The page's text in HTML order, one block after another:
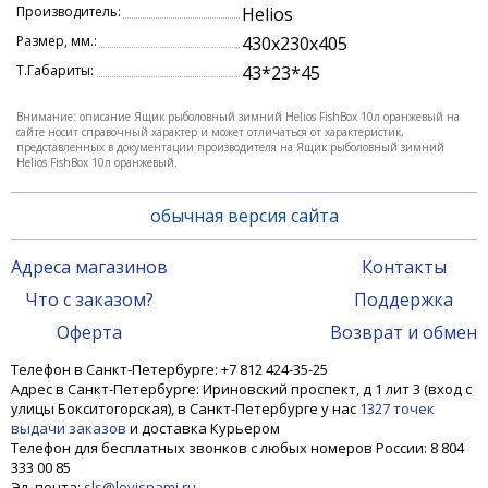
На передней стенке предусмотрено удобное по
форме отверстие, куда без труда можно положить
ящика за этим отверстием необходимо закрепить
пакет, в котором улов будет аккуратно лежать, не
пачкая внутреннее пространство и снасти.
Вес рыболовного ящика - 2,4 кг. Этот критерий
становится одним из самых существенных, когда к
месту рыбалки приходится добираться без
автомобиля.
Кроме перечисленных преимуществ рыболовные
порадуют рыболовов такими полезными
мелочами, как:
- регулируемый по длине плечевой ремень с
прорезиненной вставкой, которая предотвращает
соскальзывание ящика с плеча во время движения;
Производитель: Helios
Размер, мм.: 430x230x405
Т.Габариты: 43*23*45
Внимание: описание Ящик рыболовный зимний Helios FishBox 10л оранжевый на
сайте носит справочный характер и может отличаться от характеристик,
представленных в документации производителя на Ящик рыболовный зимний
Helios FishBox 10л оранжевый.
обычная версия сайта
Адреса магазинов
Что с заказом?
Оферта
Контакты
Поддержка
Возврат и обмен
Телефон в Санкт-Петербурге: +7 812 424-35-25
Адрес в Санкт-Петербурге: Ириновский проспект, д 1 лит 3 (вход с
улицы Бокситогорская), в Санкт-Петербурге у нас 1327 точек
выдачи заказов и доставка Курьером
Телефон для бесплатных звонков с любых номеров России: 8 804
333 00 85